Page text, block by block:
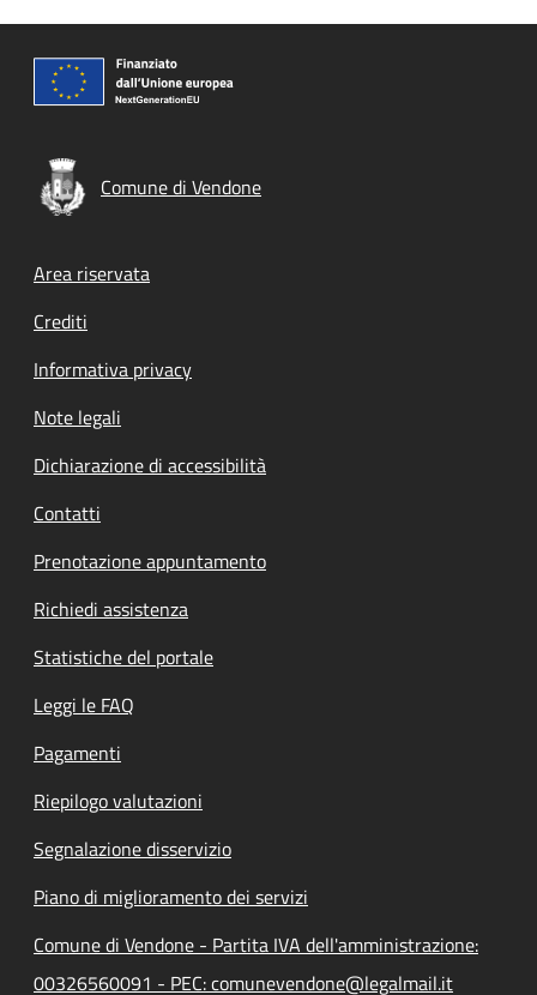
Comune di Vendone
Footer menu
Area riservata
Crediti
Informativa privacy
Note legali
Dichiarazione di accessibilità
Contatti
Prenotazione appuntamento
Richiedi assistenza
Statistiche del portale
Leggi le FAQ
Pagamenti
Riepilogo valutazioni
Segnalazione disservizio
Piano di miglioramento dei servizi
Comune di Vendone - Partita IVA dell'amministrazione:
00326560091 - PEC: comunevendone@legalmail.it